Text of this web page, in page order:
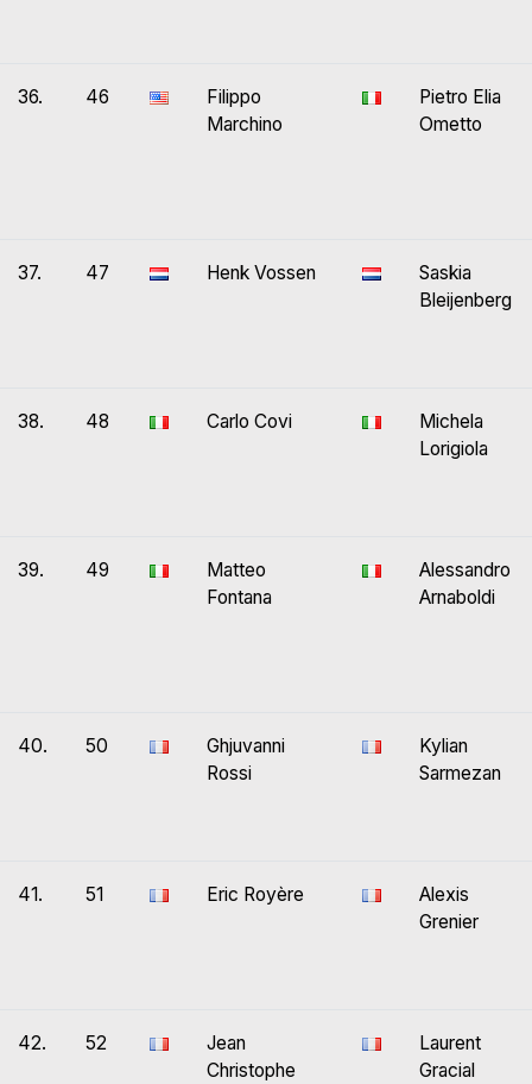
36. 46
Filippo
Marchino
Pietro Elia
Ometto
37. 47 Henk Vossen
Saskia
Bleijenberg
38. 48 Carlo Covi
Michela
Lorigiola
39. 49
Matteo
Fontana
Alessandro
Arnaboldi
40. 50
Ghjuvanni
Rossi
Kylian
Sarmezan
41. 51 Eric Royère
Alexis
Grenier
42. 52
Jean
Christophe
Laurent
Gracial